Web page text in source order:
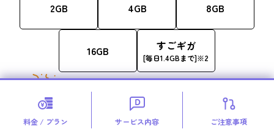
料金 / プラン サービス内容 ご注意事項
2GB 4GB 8GB
16GB すごギガ
[毎日1.4GBまで]※2
とてもシンプル！それだけです！
1回の対象通話が10分を超えた場合、11円(税込)/30秒の通話料がかかりま
す。また、
対象外通話
、国際電話につきましては、10分かけ放題の対象外